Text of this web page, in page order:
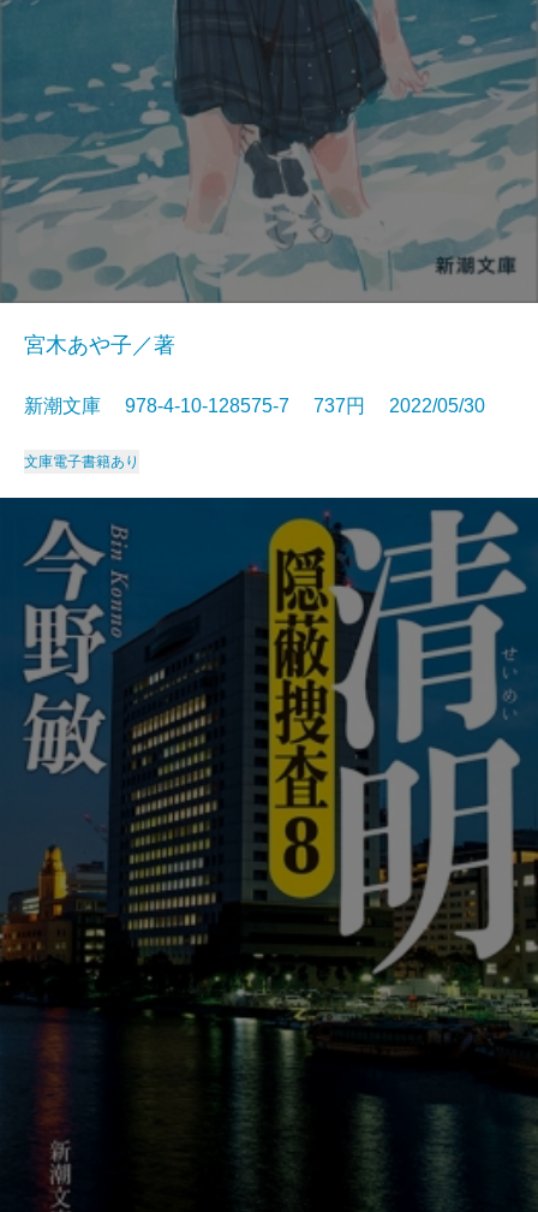
宮木あや子／著
新潮文庫 978-4-10-128575-7 737円 2022/05/30
文庫電子書籍あり